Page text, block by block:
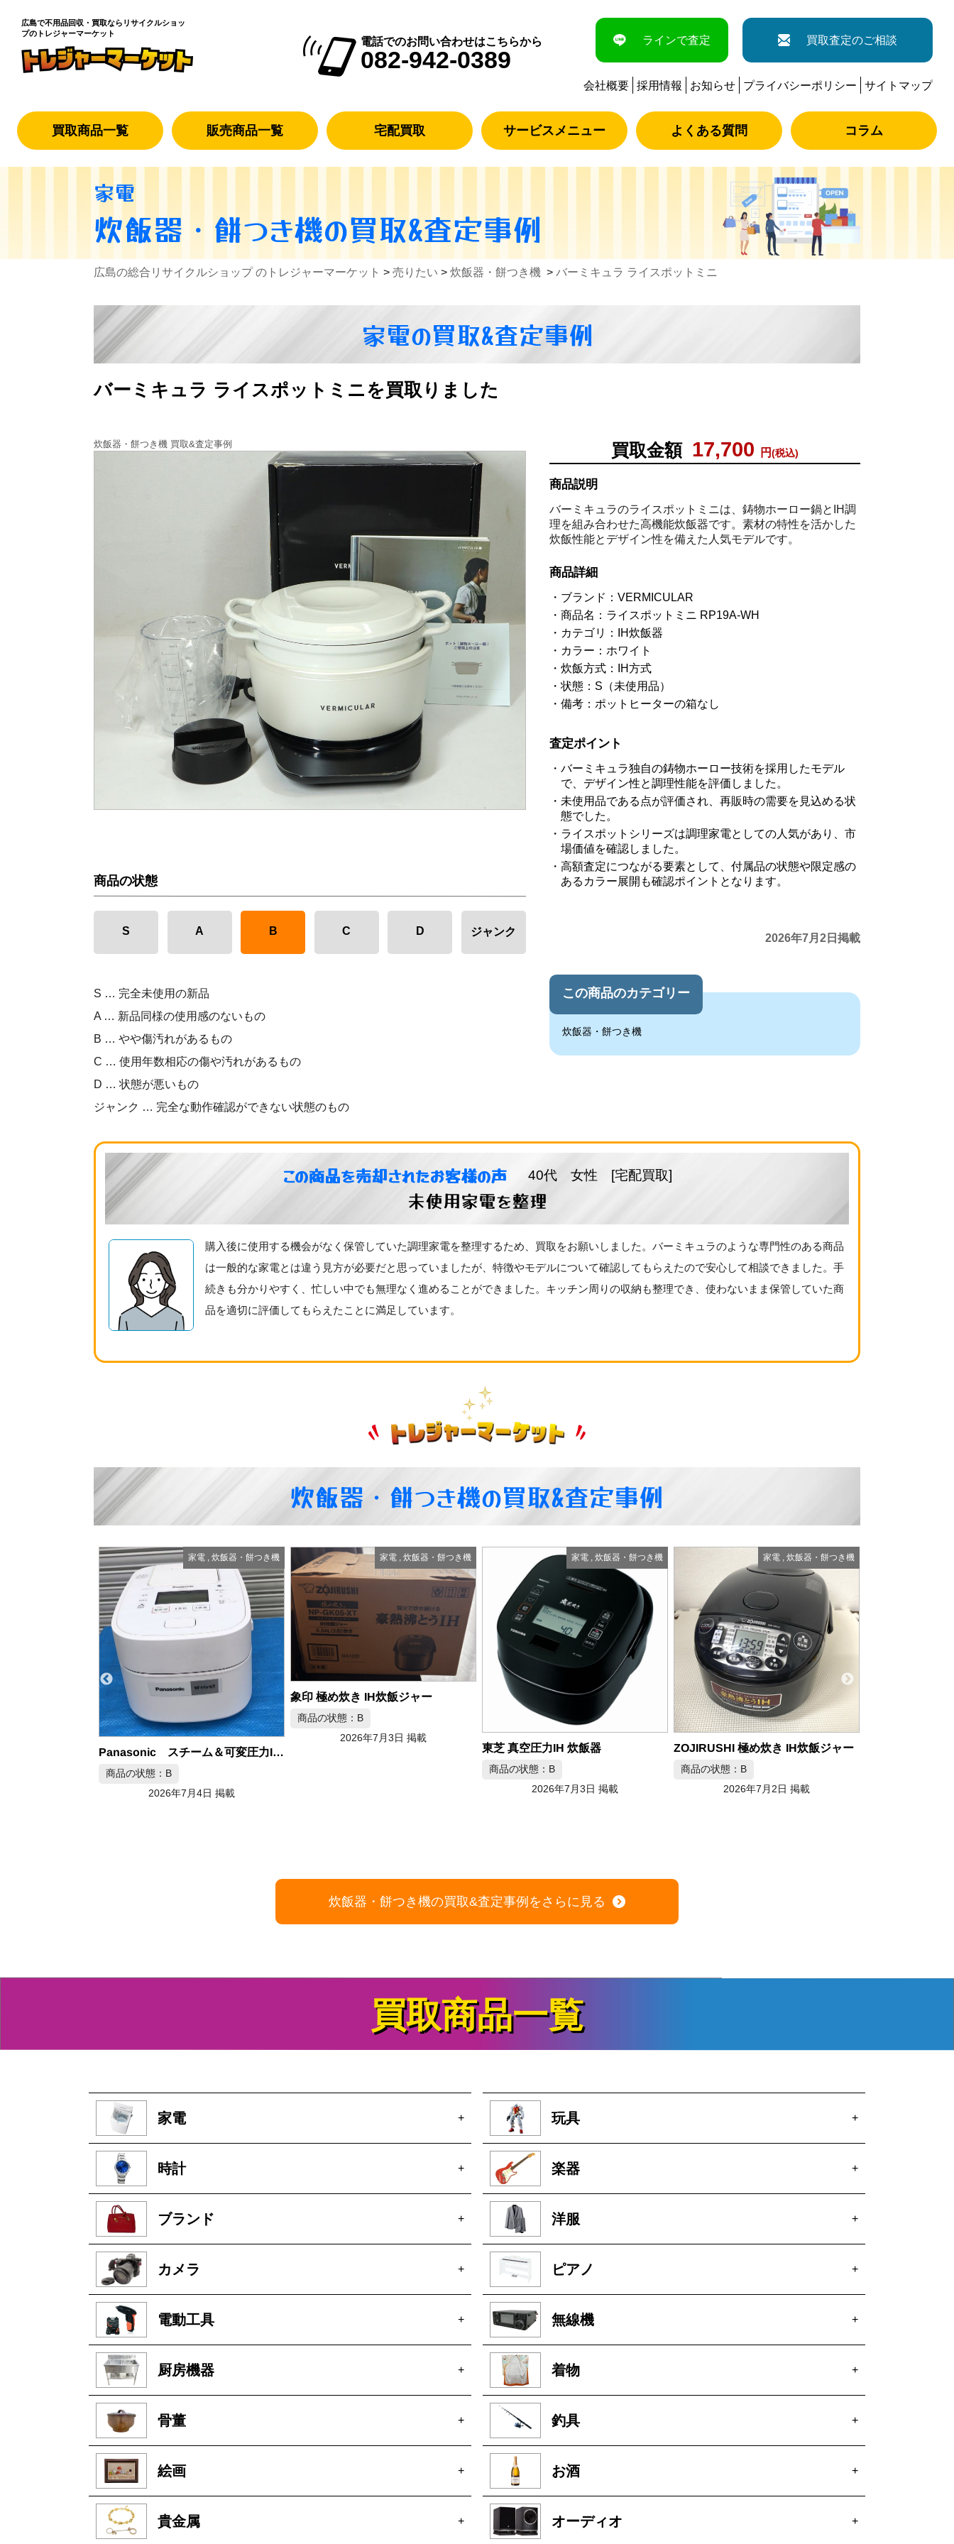
広島で不用品回収・買取なら リサイクルショッ
プのトレジャーマーケット
電話でのお問い合わせはこちらから
082-942-0389
ラインで査定 買取査定のご相談
会社概要 採用情報 お知らせ プライバシーポリシー サイトマップ
買取商品一覧 販売商品一覧 宅配買取 サービスメニュー よくある質問 コラム
家電
炊飯器・餅つき機の買取&査定事例
広島の総合リサイクルショップ のトレジャーマーケット > 売りたい > 炊飯器・餅つき機 > バーミキュラ ライスポットミニ
家電の買取&査定事例
バーミキュラ ライスポットミニを買取りました
買取金額 17,700 円(税込)
商品説明
バーミキュラのライスポットミニは、鋳物ホーロー鍋とIH調
理を組み合わせた高機能炊飯器です。素材の特性を活かした
炊飯性能とデザイン性を備えた人気モデルです。
商品詳細
ブランド：VERMICULAR
商品名：ライスポットミニ RP19A-WH
カテゴリ：IH炊飯器
カラー：ホワイト
炊飯方式：IH方式
状態：S（未使用品）
備考：ポットヒーターの箱なし
査定ポイント
バーミキュラ独自の鋳物ホーロー技術を採用したモデル
で、デザイン性と調理性能を評価しました。
未使用品である点が評価され、再販時の需要を見込める状
態でした。
ライスポットシリーズは調理家電としての人気があり、市
場価値を確認しました。
高額査定につながる要素として、付属品の状態や限定感の
あるカラー展開も確認ポイントとなります。
2026年7月2日掲載
この商品のカテゴリー
炊飯器・餅つき機
炊飯器・餅つき機 買取&査定事例
商品の状態
S A B C D ジャンク
S … 完全未使用の新品
A … 新品同様の使用感のないもの
B … やや傷汚れがあるもの
C … 使用年数相応の傷や汚れがあるもの
D … 状態が悪いもの
ジャンク … 完全な動作確認ができない状態のもの
この商品を売却されたお客様の声 40代 女性 [宅配買取]
未使用家電を整理
購入後に使用する機会がなく保管していた調理家電を整理するため、買取をお願いしました。バーミキュラのような専門性のある商品
は一般的な家電とは違う見方が必要だと思っていましたが、特徴やモデルについて確認してもらえたので安心して相談できました。手
続きも分かりやすく、忙しい中でも無理なく進めることができました。キッチン周りの収納も整理でき、使わないまま保管していた商
品を適切に評価してもらえたことに満足しています。
炊飯器・餅つき機の買取&査定事例
家電, 炊飯器・餅つき機
象印 極め炊き IH炊飯ジャー
商品の状態：B
2026年7月3日 掲載
家電, 炊飯器・餅つき機 家電, 炊飯器・餅つき機
ZOJIRUSHI 極め炊き IH炊飯ジャー
商品の状態：B
2026年7月2日 掲載
家電, 炊飯器・餅つき機
バーミキュラ ライスポットミニ
2026年7月2日 掲載
炊飯器・餅つき機の買取&査定事例をさらに見る
買取商品一覧
家電 +
時計 +
ブランド +
カメラ +
電動工具 +
厨房機器 +
骨董 +
絵画 +
貴金属 +
玩具 +
楽器 +
洋服 +
ピアノ +
無線機 +
着物 +
釣具 +
お酒 +
オーディオ +